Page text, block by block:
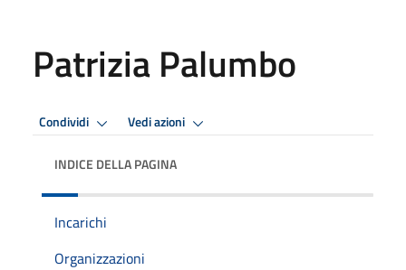
Patrizia Palumbo
Condividi Vedi azioni
INDICE DELLA PAGINA
Incarichi
Organizzazioni